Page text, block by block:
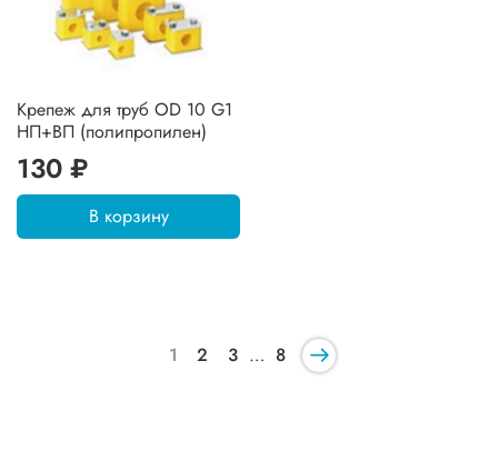
Крепеж для труб OD 10 G1
НП+ВП (полипропилен)
130 ₽
В корзину
1 2 3 … 8